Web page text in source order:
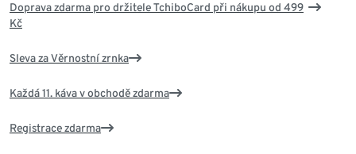
Doprava zdarma pro držitele TchiboCard při nákupu od 499
Kč
Sleva za Věrnostní zrnka
Každá 11. káva v obchodě zdarma
Registrace zdarma